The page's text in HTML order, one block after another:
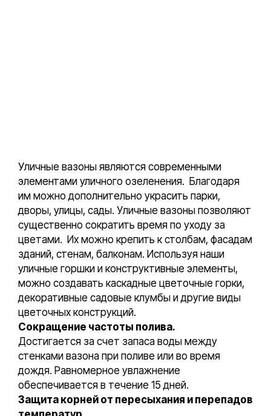
Уличные вазоны являются современными
элементами уличного озеленения. Благодаря
им можно дополнительно украсить парки,
дворы, улицы, сады. Уличные вазоны позволяют
существенно сократить время по уходу за
цветами. Их можно крепить к столбам, фасадам
зданий, стенам, балконам. Используя наши
уличные горшки и конструктивные элементы,
можно создавать каскадные цветочные горки,
декоративные садовые клумбы и другие виды
цветочных конструкций.
Сокращение частоты полива.
Достигается за счет запаса воды между
стенками вазона при поливе или во время
дождя. Равномерное увлажнение
обеспечивается в течение 15 дней.
Защита корней от пересыхания и перепадов